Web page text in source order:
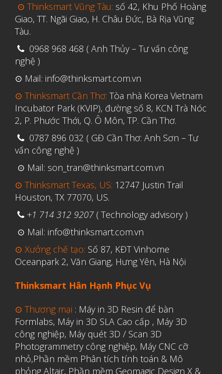
⊙ Thinksmart Vũng Tàu: số 42, Khu Phố Hoàng
Giao, TT. Ngãi Giao, H. Châu Đức, Bà Rịa Vũng
Tàu.
0968 968 468 ( Anh Thủy – Tư vấn công
nghệ )
⊙ Mail: info@thinksmart.com.vn
⊙ Thinksmart Cần Thơ: Tòa nhà Korea Vietnam
Incubator Park (KVIP), đường số 8, KCN Trà Nóc
2, P. Phước Thới, Q. Ô Môn, TP. Cần Thơ.
0787 896 032 ( GĐ Cần Thơ: Anh Sơn – Tư
vấn công nghệ )
⊙ Mail: son_tran@thinksmart.com.vn
⊙ Thinksmart Texas, US: 12747 Justin Trail
Houston, TX 77070, US.
+1 714 312 9207 ( Technology advisory )
⊙ Mail: info@thinksmart.com.vn
⊙ Xưởng chế tạo: Số 87, KĐT Vinhome
Oceanpark 2, Văn Giang, Hưng Yên, Hà Nội
Thinksmart Hân Hạnh Phục Vụ
⊙ Thương mại : Máy in 3D Resin để bàn
Formlabs, Máy in 3D SLA Cao cấp , Máy 3D
công nghiệp, Máy quét 3D / Scan 3D
Photogrammetry công nghiệp, Máy CNC cỡ
nhỏ,Phần mềm Phân tích tính toán & Mô
phỏng Altair, Phần mềm Geomagic Design X &